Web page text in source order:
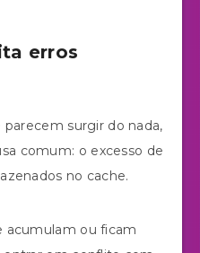
erros
parecem surgir do nada,
comum: o excesso de
no cache.
acumulam ou ficam